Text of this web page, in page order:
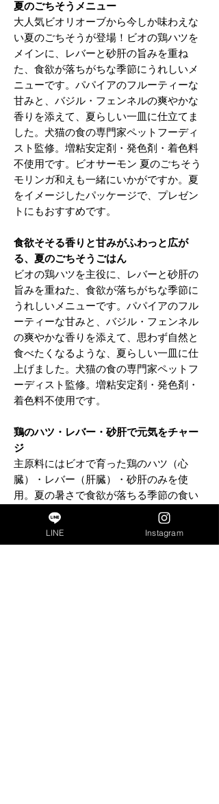
夏のごちそうメニュー
大人気ビオリオーブから今しか味わえな
い夏のごちそうが登場！ビオの鶏ハツを
メインに、レバーと砂肝の旨みを重ね
た、食欲が落ちがちな季節にうれしいメ
ニューです。パパイアのフルーティーな
甘みと、バジル・フェンネルの爽やかな
香りを添えて、夏らしい一皿に仕立てま
した。犬猫の食の専門家ペットフーディ
スト監修。増粘安定剤・発色剤・着色料
不使用です。ビオサーモン 夏のごちそう
モリンガ和えも一緒にいかがですか。夏
をイメージしたパッケージで、プレゼン
トにもおすすめです。
食欲そそる香りと甘みがふわっと広が
る、夏のごちそうごはん
ビオの鶏ハツを主役に、レバーと砂肝の
旨みを重ねた、食欲が落ちがちな季節に
うれしいメニューです。パパイアのフル
ーティーな甘みと、バジル・フェンネル
の爽やかな香りを添えて、思わず自然と
食べたくなるような、夏らしい一皿に仕
上げました。犬猫の食の専門家ペットフ
ーディスト監修。増粘安定剤・発色剤・
着色料不使用です。
鶏のハツ・レバー・砂肝で元気をチャー
ジ
主原料にはビオで育った鶏のハツ（心
臓）・レバー（肝臓）・砂肝のみを使
用。夏の暑さで食欲が落ちる季節の食い
つきアップにはもってこいの食材です。
封を開けた瞬間にパートナーの目が輝
く、みずみずしいドイツの夏限定の味わ
LINE Instagram